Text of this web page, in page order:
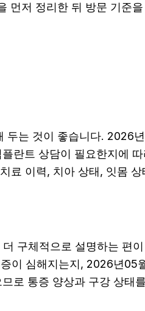
먼저 정리한 뒤 방문 기준
는 것이 좋습니다. 2026
란트 상담이 필요한지에
료 이력, 치아 상태, 잇몸
구체적으로 설명하는 편
심해지는지, 2026년05
로 통증 양상과 구강 상태